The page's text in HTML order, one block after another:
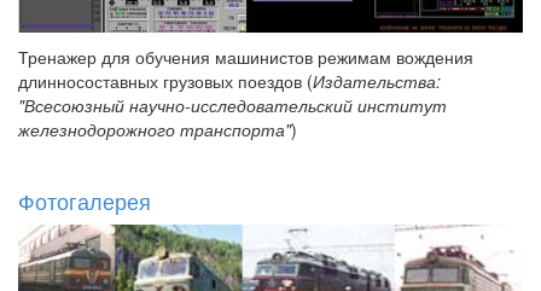
Тренажер для обучения машинистов режимам вождения
длинносоставных грузовых поездов (Издательства:
"Всесоюзный научно-исследовательский институт
железнодорожного транспорта")
Фотогалерея